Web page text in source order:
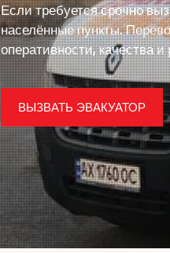
Если требуется срочно
населённые пункты.
оперативности, качества
ВЫЗВАТЬ ЭВАКУАТОР